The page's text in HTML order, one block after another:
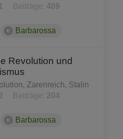
Beiträge: 409
Barbarossa
Revolution und
Zarenreich, Stalin
Beiträge: 204
Barbarossa